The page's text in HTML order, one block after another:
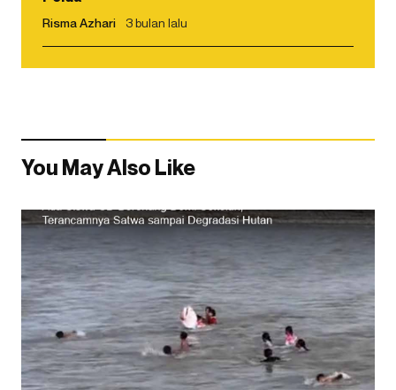
Risma Azhari 3 bulan lalu
You May Also Like